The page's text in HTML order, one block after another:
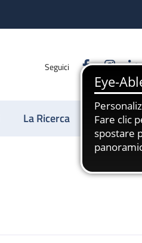
Seguici Facebook
La Ricerca